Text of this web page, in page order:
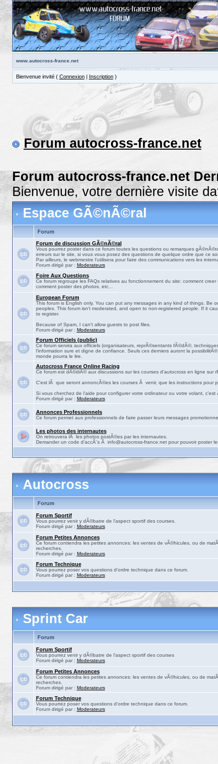
www.autocross-france.net
Bienvenue invité ( Connexion| Inscription)
Forum autocross-france.net
Forum autocross-france.net
Bienvenue, votre dernière visite
Espace GÃ©nÃ©ral
Forum
Forum de discussion GÃ©nÃ©ral
Vous pourrez poster dans ce forum toutes les questions ou remarques
erreurs sur le site, si vous vous posez des questions de quelque ordre que ce
Par ailleurs, le webmestre l'utilisera pour faire des communications vers les
Forum dirigé par : Moderateurs
Foire Aux Questions
Ce forum regroupe les FAQs relatives au fonctionnement du site: comment creer
comment poster des photos, etc...
European Forum
This forum is English only. You can put any messages in any kind of things. Be
peoples. This forum isn't moderated, and open to non-registered people. If it
to register.
Because of Spam, I can't allow guests to post files.
Forum dirigé par : Moderateurs
Forum Officiels (public)
Ce forum servira aux officiels (organisateurs, reprÃ©sentants fÃ©dÃ©,
l'information sure et digne de confiance. Seuls ces derniers auront la
monde pourra le lire.
Autocross France Online Racing
Ce forum est dÃ©diÃ© aux discussions sur les courses d'autocross en ligne sur
C'est lÃ que seront annoncÃ©es les courses Ã venir, que les instructions pour
Si vous cherchez de l'aide pour configurer votre ordinateur ou votre volant, c'est
Forum dirigé par : Moderateurs
Annonces Professionnels
Ce forum permet aux professionnels de faire passer leurs messages
Les photos des internautes
On retrouvera lÃ les photos postÃ©es par les internautes.
Demander un code d'accÃ¨s Ã info@autocross-france.net pour pouvoir poster
Autocross
Forum
Forum Sportif
Vous pourrez venir y dÃ©batre de l'aspect sportif des courses.
Forum dirigé par : Moderateurs
Forum Petites Annonces
Ce forum contiendra les petites annonces: les ventes de vÃ©hicules, ou de
recherches.
Forum dirigé par : Moderateurs
Forum Technique
Vous pourrez poser vos questions d'ordre technique dans ce forum.
Forum dirigé par : Moderateurs
Sprint Car
Forum
Forum Sportif
Vous pourrez venir y dÃ©batre de l'aspect sportif des courses
Forum dirigé par : Moderateurs
Forum Petites Annonces
Ce forum contiendra les petites annonces: les ventes de vÃ©hicules, ou de
recherches.
Forum dirigé par : Moderateurs
Forum Technique
Vous pourrez poser vos questions d'ordre technique dans ce forum.
Forum dirigé par : Moderateurs